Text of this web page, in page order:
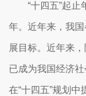
“十四五”起
年。近年来，我
展目标。近年来
已成为我国经济
在“十四五”规划中